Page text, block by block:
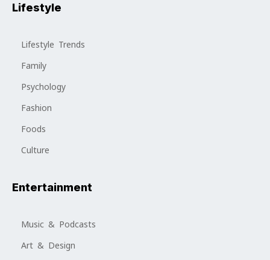
Lifestyle
Lifestyle Trends
Family
Psychology
Fashion
Foods
Culture
Entertainment
Music & Podcasts
Art & Design